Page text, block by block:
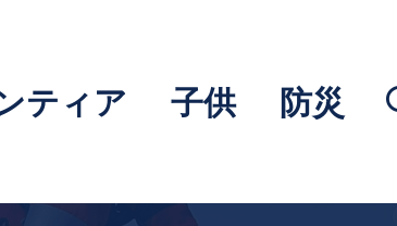
ティア 子供 防災